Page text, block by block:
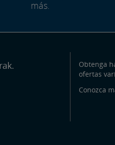
más.
Obtenga
ofertas
Conozca